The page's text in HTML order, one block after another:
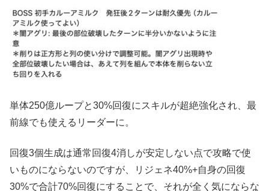
単体250億ループと30%回復にスキルが超絶強化され、最
前線でも使えるリーダーに。
回復3個生成は通常回復4消しが安定しない点で攻略で使
いものにならないのですが、リジェネ40%+自身の回復
30%で合計70%回復にすることで、それが全く気にならな